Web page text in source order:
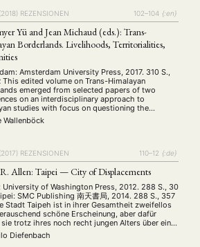
Programm (5) (20)
(4) Sprache (36) Sprachkurse (8)
(661) Stipendium (53) Studium (21)
(32) Tagung (500) Tourismus (14)
Workshop (126)
STUDIUM DATENSCHUTZERKLÄRUNG
KONTAKT
ENGLISH
REZENSIONEN 102–104 {:en}
Yü and Jean Michaud (eds.): Trans-
Borderlands. Livelihoods, Territorialities,
Amsterdam University Press, 2017. 310 S.,
This edited volume on Trans-Himalayan
emerged from selected papers of two
on an interdisciplinary approach to
studies with focus on questioning the
of border — simultaneously as limitations
— and what the authors call “affective
Wallenböck
REZENSIONEN 110–12 {:de}
R. Allen: Taipei — City of Displacements
University of Washington Press, 2012. 288 S., 30
SMC Publishing 南天書局, 2014. 288 S., 357
Stadt Taipeh ist in ihrer Gesamtheit zweifellos
schöne Erscheinung, aber dafür
trotz ihres noch recht jungen Alters über eine
wechselvolle Geschichte. Joseph Allen,
für chinesische Sprache und Literatur an …
Diefenbach